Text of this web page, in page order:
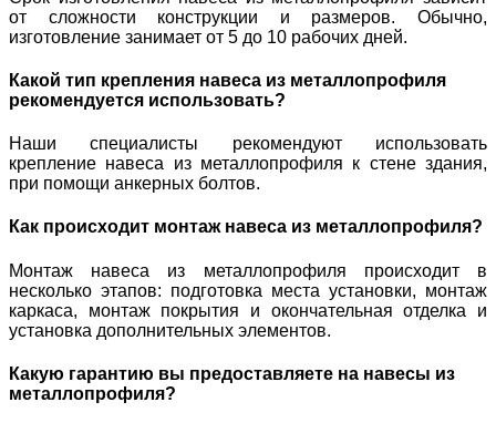
от сложности конструкции и размеров. Обычно,
изготовление занимает от 5 до 10 рабочих дней.
Какой тип крепления навеса из металлопрофиля
рекомендуется использовать?
Наши специалисты рекомендуют использовать
крепление навеса из металлопрофиля к стене здания,
при помощи анкерных болтов.
Как происходит монтаж навеса из металлопрофиля?
Монтаж навеса из металлопрофиля происходит в
несколько этапов: подготовка места установки, монтаж
каркаса, монтаж покрытия и окончательная отделка и
установка дополнительных элементов.
Какую гарантию вы предоставляете на навесы из
металлопрофиля?